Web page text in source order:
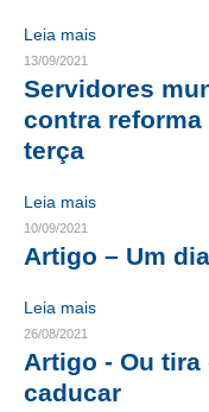
CONTRIBUIÇÃO
REVISÃO DE
FGTS EXPURGOS
LEI 4.950-A/1966 – PISO
LEI 5.194/1966 –
Leia mais
13/09/2021
Servidores
contra
terça
Leia mais
10/09/2021
Artigo – Um
Leia mais
26/08/2021
Artigo - Ou
caducar